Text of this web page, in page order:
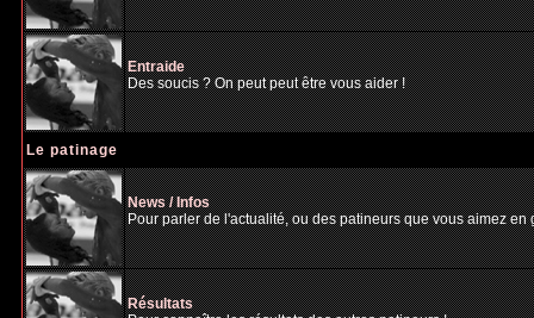
Entraide
Des soucis ? On peut peut être vous aider !
Le patinage
News / Infos
Pour parler de l'actualité, ou des patineurs que vous aimez
Résultats